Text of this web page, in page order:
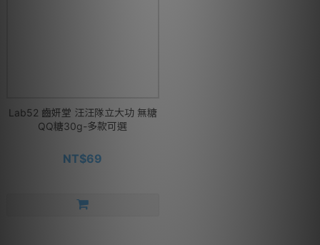
Lab52 齒妍堂 汪汪隊立大功 無糖
QQ糖30g-多款可選
NT$69